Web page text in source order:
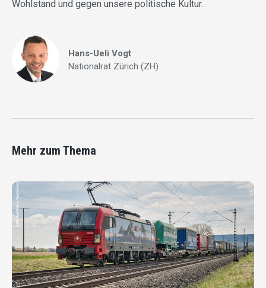
Wohlstand und gegen unsere politische Kultur.
Hans-Ueli Vogt
Nationalrat Zürich (ZH)
Mehr zum Thema